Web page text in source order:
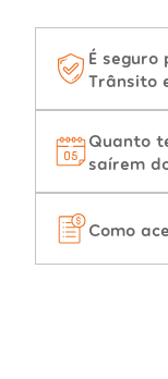
É seguro
Trânsito
Quanto
saírem
Como